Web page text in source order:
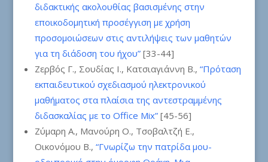
διδακτικής ακολουθίας βασισμένης στην
εποικοδομητική προσέγγιση με χρήση
προσομοιώσεων στις αντιλήψεις των μαθητών
για τη διάδοση του ήχου”[33-44]
Ζερβός Γ., Σουδίας Ι., Κατσιαγιάννη Β., “Πρόταση
εκπαιδευτικού σχεδιασμού ηλεκτρονικού
μαθήματος στα πλαίσια της αντεστραμμένης
διδασκαλίας με το Office Mix”[45-56]
Ζύμαρη Α., Μανούρη Ο., Τσοβαλτζή Ε.,
Οικονόμου Β., “Γνωρίζω την πατρίδα μου-